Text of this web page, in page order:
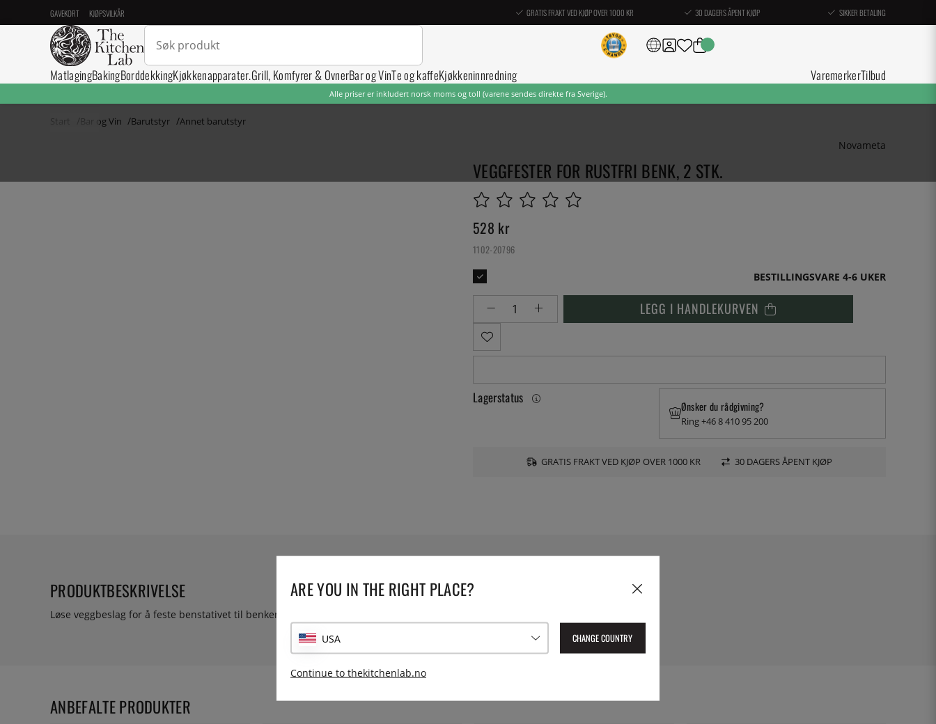
GAVEKORT KJØPSVILKÅR GRATIS FRAKT VED KJØP OVER 1000 KR 30 DAGERS ÅPENT KJØP SIKKER BETALING
MatlagingBakingBorddekkingKjøkkenapparater.Grill, Komfyrer & OvnerBar og VinTe og kaffeKjøkkeninnredning VaremerkerTilbud
Alle priser er inkludert norsk moms og toll (varene sendes direkte fra Sverige).
Start Bar og Vin Barutstyr Annet barutstyr
Novameta
VEGGFESTER FOR RUSTFRI BENK, 2 STK.
528 kr
1102-20796
BESTILLINGSVARE 4-6 UKER
LEGG I HANDLEKURVEN
Lagerstatus
Ønsker du rådgivning?
Ring +46 8 410 95 200
GRATIS FRAKT VED KJØP OVER 1000 KR 30 DAGERS ÅPENT KJØP
PRODUKTBESKRIVELSE
Løse veggbeslag for å feste benstativet til benken i rustfritt stål i veggen. Leveres i en 2-pakning.
ANBEFALTE PRODUKTER
ARE YOU IN THE RIGHT PLACE?
USA CHANGE COUNTRY
Continue to thekitchenlab.no